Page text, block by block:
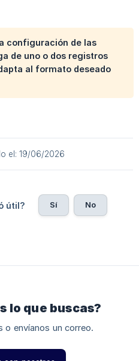
configuración de las
de uno o dos registros
al formato deseado
el: 19/06/2026
útil? Sí No
lo que buscas?
o envíanos un correo.